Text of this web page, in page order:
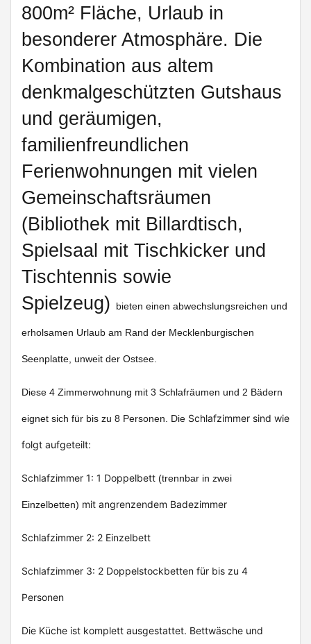
800m² Fläche, Urlaub in
besonderer Atmosphäre. Die
Kombination aus altem
denkmalgeschützten Gutshaus
und geräumigen,
familienfreundlichen
Ferienwohnungen mit vielen
Gemeinschaftsräumen
(Bibliothek mit Billardtisch,
Spielsaal mit Tischkicker und
Tischtennis sowie
Spielzeug)
bieten einen abwechslungsreichen und
erholsamen Urlaub am Rand der Mecklenburgischen
Seenplatte, unweit der Ostsee.
Diese 4 Zimmerwohnung mit 3 Schlafräumen und 2 Bädern
eignet sich für bis zu 8 Personen. Die Schlafzimmer sind wie
folgt aufgeteilt:
Schlafzimmer 1: 1 Doppelbett (trennbar in zwei
Einzelbetten) mit angrenzendem Badezimmer
Schlafzimmer 2: 2 Einzelbett
Schlafzimmer 3: 2 Doppelstockbetten für bis zu 4
Personen
Die Küche ist komplett ausgestattet. Bettwäsche und